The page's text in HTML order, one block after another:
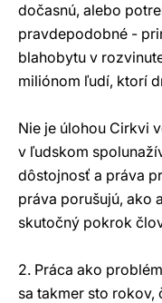
dočasnú, alebo
pravdepodobné -
blahobytu v
miliónom ľudí, ktorí
Nie je úlohou Cirkvi
v ľudskom
dôstojnosť a práva
práva porušujú, ako
skutočný pokrok
2. Práca ako
sa takmer sto